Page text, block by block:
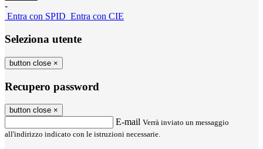
-
Entra con SPID Entra con CIE
Seleziona utente
button close ×
Recupero password
button close ×
E-mail Verrà inviato un messaggio
all'indirizzo indicato con le istruzioni necessarie.